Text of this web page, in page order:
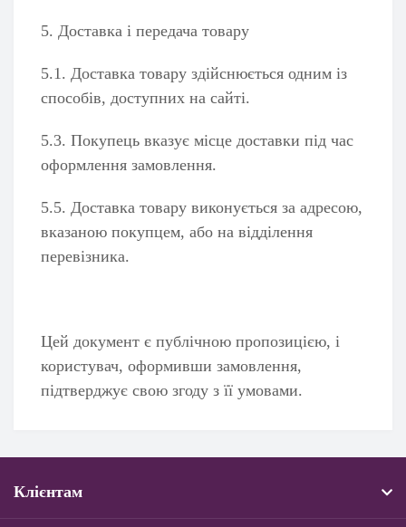
5. Доставка і передача товару
5.1. Доставка товару здійснюється одним із
способів, доступних на сайті.
5.3. Покупець вказує місце доставки під час
оформлення замовлення.
5.5. Доставка товару виконується за адресою,
вказаною покупцем, або на відділення
перевізника.
Цей документ є публічною пропозицією, і
користувач, оформивши замовлення,
підтверджує свою згоду з її умовами.
Клієнтам